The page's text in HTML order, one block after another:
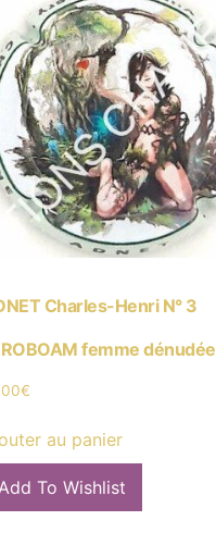
Charles-Henri N° 3
femme dénudée
€
au panier
To Wishlist